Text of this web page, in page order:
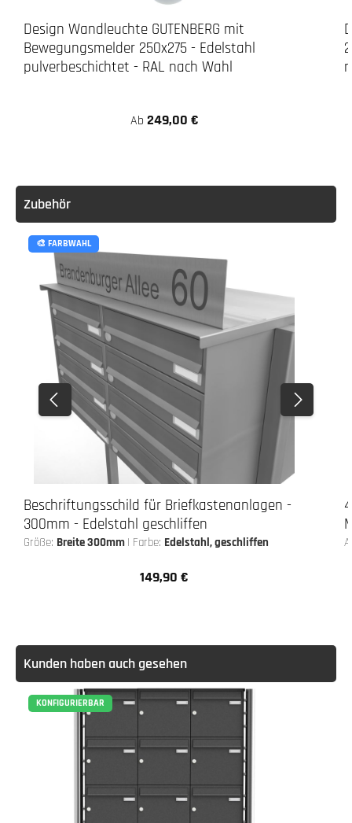
3. Verschrauben
Design Wandleuchte GUTENBERG mit
Bewegungsmelder 250x275 - Edelstahl
pulverbeschichtet - RAL nach Wahl
Ab 249,00 €
Zubehör
🎨 FARBWAHL
Beschriftungsschild für Briefkastenanlagen -
300mm - Edelstahl geschliffen
Größe: Breite 300mm | Farbe: Edelstahl, geschliffen
Regulärer Preis:
149,90 €
Kunden haben auch gesehen
KONFIGURIERBAR